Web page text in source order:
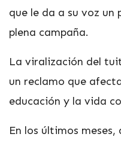
que le da a su voz
plena campaña.
La viralización del
un reclamo que
educación y la vida
En los últimos